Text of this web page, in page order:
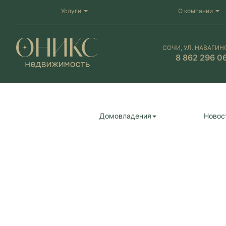
Услуги О компании
СОЧИ, УЛ.
8 862 296
Домовладения